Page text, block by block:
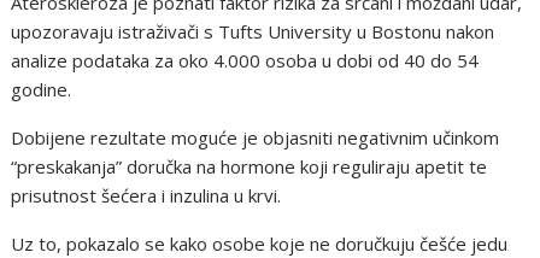
upozoravaju istraživači s Tufts University u Bostonu nakon
analize podataka za oko 4.000 osoba u dobi od 40 do 54
godine.
Dobijene rezultate moguće je objasniti negativnim učinkom
“preskakanja” doručka na hormone koji reguliraju apetit te
prisutnost šećera i inzulina u krvi.
Uz to, pokazalo se kako osobe koje ne doručkuju češće jedu